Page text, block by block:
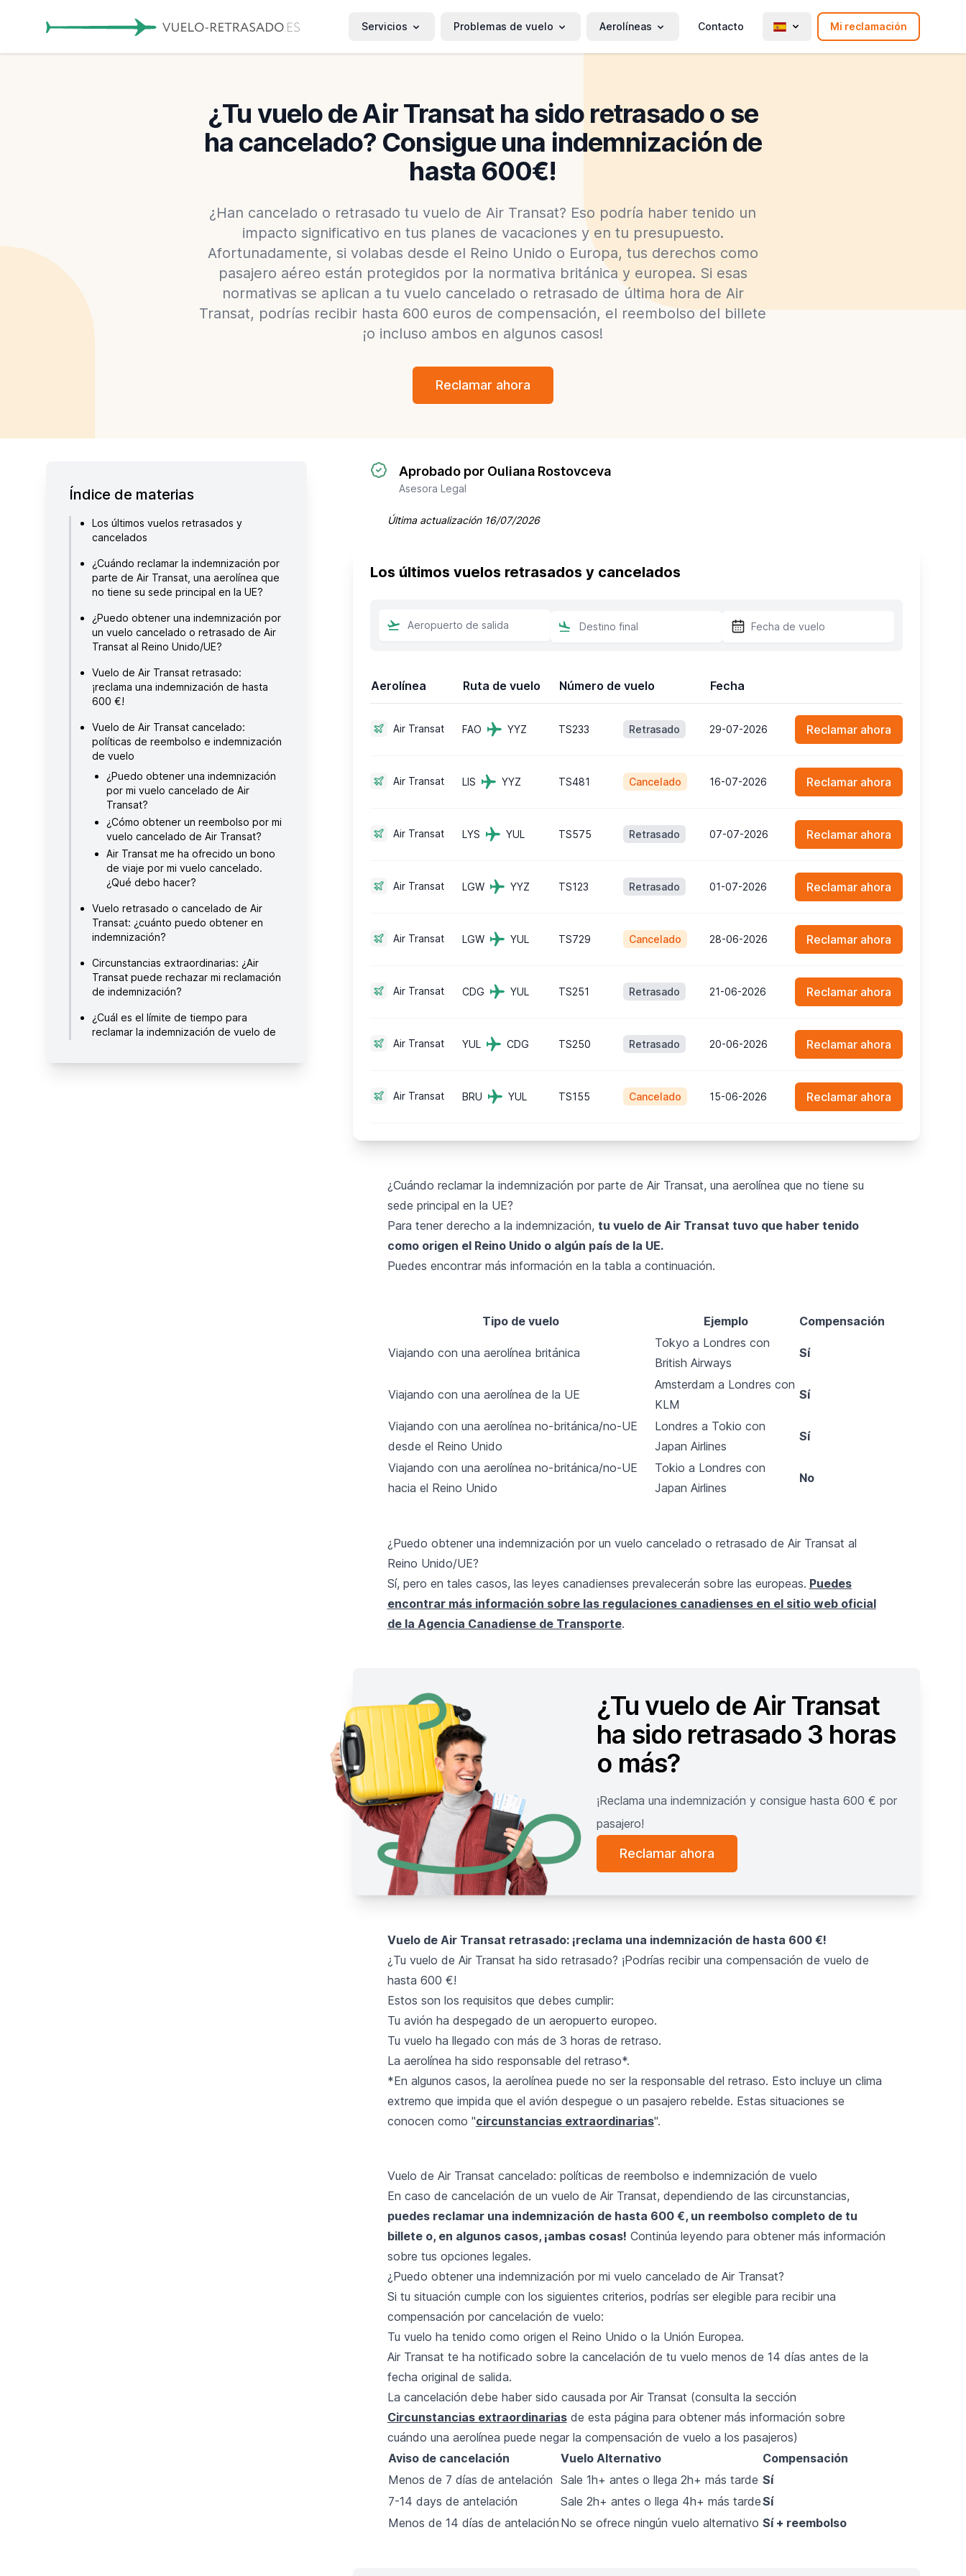
Servicios Problemas de vuelo Aerolíneas Contacto Mi reclamación
¿Tu vuelo de Air Transat ha sido retrasado o se
ha cancelado? Consigue una indemnización de
hasta 600€!
¿Han cancelado o retrasado tu vuelo de Air Transat? Eso podría haber tenido un
impacto significativo en tus planes de vacaciones y en tu presupuesto.
Afortunadamente, si volabas desde el Reino Unido o Europa, tus derechos como
pasajero aéreo están protegidos por la normativa británica y europea. Si esas
normativas se aplican a tu vuelo cancelado o retrasado de última hora de Air
Transat, podrías recibir hasta 600 euros de compensación, el reembolso del billete
¡o incluso ambos en algunos casos!
Reclamar ahora
Índice de materias
Los últimos vuelos retrasados y
cancelados
¿Cuándo reclamar la indemnización por
parte de Air Transat, una aerolínea que
no tiene su sede principal en la UE?
¿Puedo obtener una indemnización por
un vuelo cancelado o retrasado de Air
Transat al Reino Unido/UE?
Vuelo de Air Transat retrasado:
¡reclama una indemnización de hasta
600 €!
Vuelo de Air Transat cancelado:
políticas de reembolso e indemnización
de vuelo
¿Puedo obtener una indemnización
por mi vuelo cancelado de Air
Transat?
¿Cómo obtener un reembolso por mi
vuelo cancelado de Air Transat?
Air Transat me ha ofrecido un bono
de viaje por mi vuelo cancelado.
¿Qué debo hacer?
Vuelo retrasado o cancelado de Air
Transat: ¿cuánto puedo obtener en
indemnización?
Circunstancias extraordinarias: ¿Air
Transat puede rechazar mi reclamación
de indemnización?
¿Cuál es el límite de tiempo para
reclamar la indemnización de vuelo de
Aprobado por Ouliana Rostovceva
Asesora Legal
Última actualización 16/07/2026
Los últimos vuelos retrasados y cancelados
Aerolínea Ruta de vuelo Número de vuelo Fecha
Air Transat FAO YYZ TS233 Retrasado 29-07-2026 Reclamar ahora
Air Transat LIS YYZ TS481 Cancelado 16-07-2026 Reclamar ahora
Air Transat LYS YUL TS575 Retrasado 07-07-2026 Reclamar ahora
Air Transat LGW YYZ TS123 Retrasado 01-07-2026 Reclamar ahora
Air Transat LGW YUL TS729 Cancelado 28-06-2026 Reclamar ahora
Air Transat CDG YUL TS251 Retrasado 21-06-2026 Reclamar ahora
Air Transat YUL CDG TS250 Retrasado 20-06-2026 Reclamar ahora
Air Transat BRU YUL TS155 Cancelado 15-06-2026 Reclamar ahora
¿Cuándo reclamar la indemnización por parte de Air Transat, una aerolínea que no tiene su
sede principal en la UE?
Para tener derecho a la indemnización, tu vuelo de Air Transat tuvo que haber tenido
como origen el Reino Unido o algún país de la UE.
Puedes encontrar más información en la tabla a continuación.
Tipo de vuelo Ejemplo Compensación
Viajando con una aerolínea británica
Tokyo a Londres con
British Airways
Sí
Viajando con una aerolínea de la UE
Amsterdam a Londres con
KLM
Sí
Viajando con una aerolínea no-británica/no-UE
desde el Reino Unido
Londres a Tokio con
Japan Airlines
Sí
Viajando con una aerolínea no-británica/no-UE
hacia el Reino Unido
Tokio a Londres con
Japan Airlines
No
¿Puedo obtener una indemnización por un vuelo cancelado o retrasado de Air Transat al
Reino Unido/UE?
Sí, pero en tales casos, las leyes canadienses prevalecerán sobre las europeas. Puedes
encontrar más información sobre las regulaciones canadienses en el sitio web oficial
de la Agencia Canadiense de Transporte.
¿Tu vuelo de Air Transat
ha sido retrasado 3 horas
o más?
¡Reclama una indemnización y consigue hasta 600 € por
pasajero!
Reclamar ahora
Vuelo de Air Transat retrasado: ¡reclama una indemnización de hasta 600 €!
¿Tu vuelo de Air Transat ha sido retrasado? ¡Podrías recibir una compensación de vuelo de
hasta 600 €!
Estos son los requisitos que debes cumplir:
Tu avión ha despegado de un aeropuerto europeo.
Tu vuelo ha llegado con más de 3 horas de retraso.
La aerolínea ha sido responsable del retraso*.
*En algunos casos, la aerolínea puede no ser la responsable del retraso. Esto incluye un clima
extremo que impida que el avión despegue o un pasajero rebelde. Estas situaciones se
conocen como "circunstancias extraordinarias".
Vuelo de Air Transat cancelado: políticas de reembolso e indemnización de vuelo
En caso de cancelación de un vuelo de Air Transat, dependiendo de las circunstancias,
puedes reclamar una indemnización de hasta 600 €, un reembolso completo de tu
billete o, en algunos casos, ¡ambas cosas! Continúa leyendo para obtener más información
sobre tus opciones legales.
¿Puedo obtener una indemnización por mi vuelo cancelado de Air Transat?
Si tu situación cumple con los siguientes criterios, podrías ser elegible para recibir una
compensación por cancelación de vuelo:
Tu vuelo ha tenido como origen el Reino Unido o la Unión Europea.
Air Transat te ha notificado sobre la cancelación de tu vuelo menos de 14 días antes de la
fecha original de salida.
La cancelación debe haber sido causada por Air Transat (consulta la sección
Circunstancias extraordinariasde esta página para obtener más información sobre
cuándo una aerolínea puede negar la compensación de vuelo a los pasajeros)
Aviso de cancelación
Vuelo Alternativo
Compensación
Menos de 7 días de antelación Sale 1h+ antes o llega 2h+ más tarde Sí
7-14 days de antelación
Sale 2h+ antes o llega 4h+ más tardeSí
Menos de 14 días de antelación No se ofrece ningún vuelo alternativo Sí + reembolso